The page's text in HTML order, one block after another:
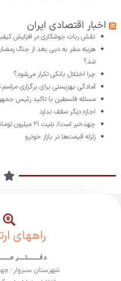
اخبار اقتصادی ایران
نقش ربات جوشکاری در افزایش
هزینه سفر به دبی بعد از جنگ
شد؟
چرا اختلال بانکی تکرار می‌شود؟
آمادگی بهزیستی برای برگزاری
مسئله فلسطین با تاکید رئیس
اجازه دیگر سقف ندارد
چهدخبر است/ بلیت ۲۱ میلیون تومانی تهران - اصفهان
زلزله قیمت‌ها در بازار خودرو
راههای
دفــــــــتــــر
شهرستان سبزوار ؛